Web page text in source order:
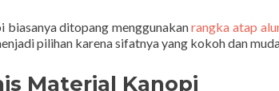
biasanya ditopang menggunakanrangka atap
pilihan karena sifatnya yang kokoh dan
Material Kanopi